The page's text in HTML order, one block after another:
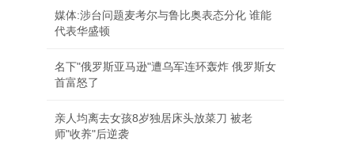
媒体:涉台问题麦考尔与鲁比奥表态分化 谁能
代表华盛顿
名下"俄罗斯亚马逊"遭乌军连环轰炸 俄罗斯女
首富怒了
亲人均离去女孩8岁独居床头放菜刀 被老
师"收养"后逆袭